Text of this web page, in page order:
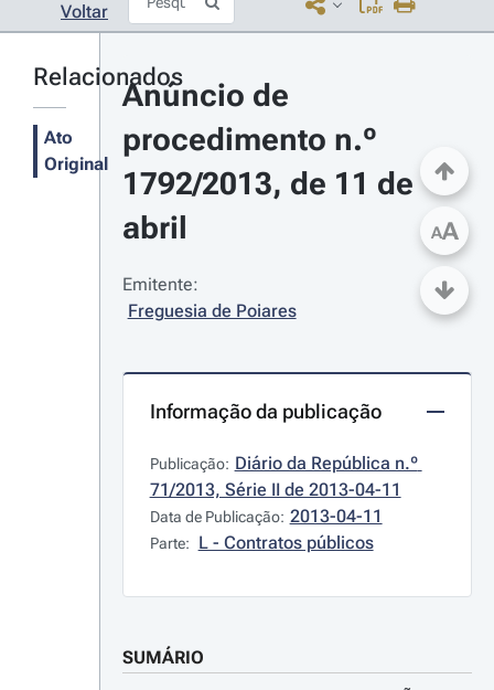
Voltar
Relacionados
Ato
Original
Anúncio de
procedimento n.º
1792/2013, de 11 de
abril
Emitente:
Freguesia de Poiares
Informação da publicação
Publicação: Diário da República n.º
71/2013, Série II de 2013-04-11
Data de Publicação: 2013-04-11
Parte: L - Contratos públicos
SUMÁRIO
AA